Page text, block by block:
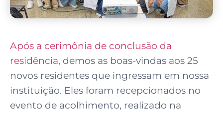
Após a cerimônia de conclusão da
residência, demos as boas-vindas aos 25
novos residentes que ingressam em nossa
instituição. Eles foram recepcionados no
evento de acolhimento, realizado na